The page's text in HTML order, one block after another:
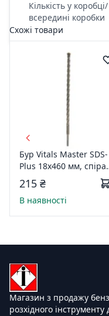
Кількість у коробці/
всередині коробки
Схожі товари
Бур Vitals Master SDS-
Plus 18х460 мм,
4S 150732
215 ₴
В наявності
Магазин з продажу
розхідного інструменту